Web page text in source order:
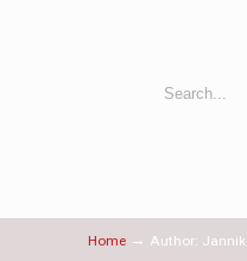
Home → Author: Jannik